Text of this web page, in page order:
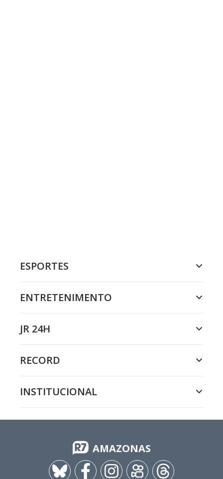
ESPORTES
ENTRETENIMENTO
JR 24H
RECORD
INSTITUCIONAL
AMAZONAS